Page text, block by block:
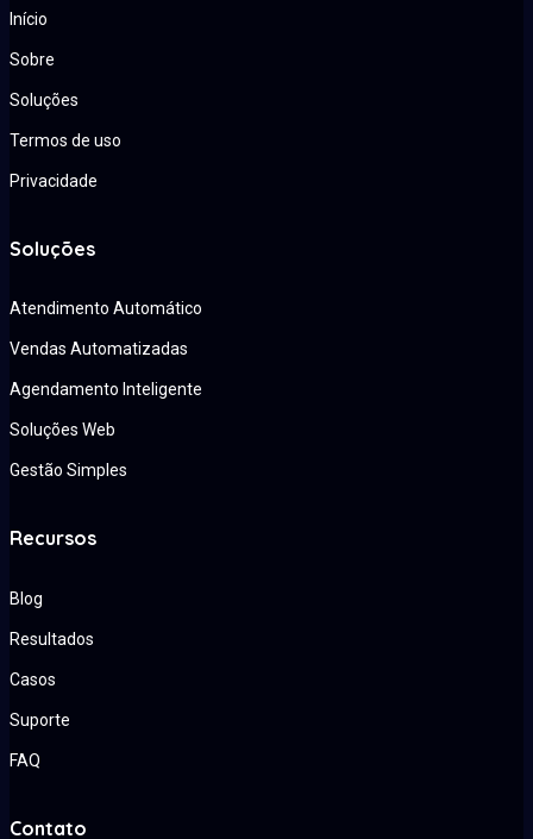
Início
Sobre
Soluções
Termos de uso
Privacidade
Soluções
Atendimento Automático
Vendas Automatizadas
Agendamento Inteligente
Soluções Web
Gestão Simples
Recursos
Blog
Resultados
Casos
Suporte
FAQ
Contato